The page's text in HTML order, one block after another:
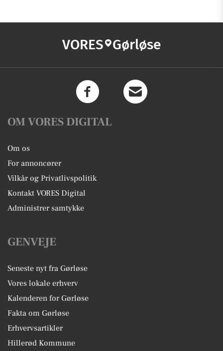
VORES Gørløse
OM VORES DIGITAL
Om os
For annoncører
Vilkår og Privatlivspolitik
Kontakt VORES Digital
Administrer samtykke
GENVEJE
Seneste nyt fra Gørløse
Vores lokale erhverv
Kalenderen for Gørløse
Fakta om Gørløse
Erhvervsartikler
Hillerød Kommune